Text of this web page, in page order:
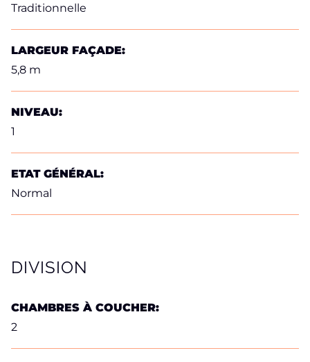
Traditionnelle
LARGEUR FAÇADE:
5,8 m
NIVEAU:
1
ETAT GÉNÉRAL:
Normal
DIVISION
CHAMBRES À COUCHER:
2